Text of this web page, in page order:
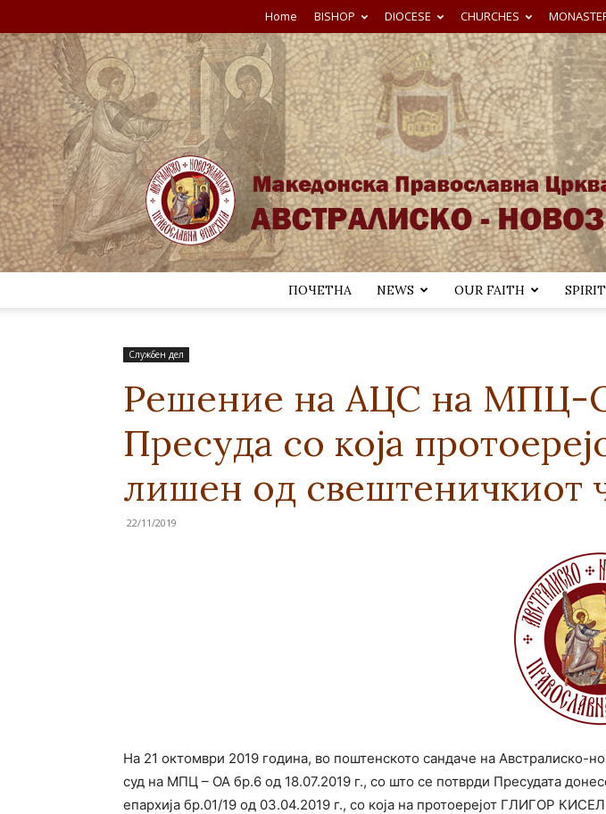
Home BISHOP DIOCESE CHURCHES
ПОЧЕТНА NEWS OUR FAITH
Службен дел
Решение на АЦС на МПЦ-
Пресуда со која
лишен од свештеничкиот
22/11/2019
На 21 октомври 2019 година, во поштенското сандаче на Австралиско-
суд на МПЦ – ОА бр.6 од 18.07.2019 г., со што се потврди Пресудата
епархија бр.01/19 од 03.04.2019 г., со која на протоерејот